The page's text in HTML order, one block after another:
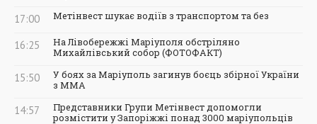
17:00 Метінвест шукає водіїв з транспортом та без
16:25
На Лівобережжі Маріуполя обстріляно
Михайлівський собор (ФОТОФАКТ)
15:50
У боях за Маріуполь загинув боєць збірної України
з ММА
14:57
Представники Групи Метінвест допомогли
розмістити у Запоріжжі понад 3000 маріупольців